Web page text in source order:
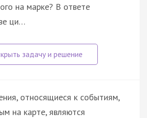
на марке? В ответе
ци…
относящиеся к событиям,
на карте, являются